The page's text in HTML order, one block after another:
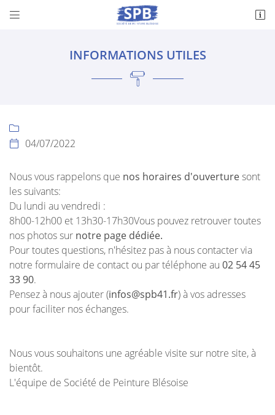
 
02 54 45 33 90
 Adresse email de réception
 Recopier le code ci-contre
 Rafraîchir le captcha
désinscrire à tout moment en utilisantle formulaire de désinscription.
INSCRIPTION
INFORMATIONS UTILES


04/07/2022
Nous vous rappelons que nos horaires d'ouverturesont
les suivants:
Du lundi au vendredi :
8h00-12h00 et 13h30-17h30Vous pouvez retrouver toutes
nos photos sur notre page dédiée.
Pour toutes questions, n'hésitez pas à nous contacter via
notre formulaire de contact ou par téléphone au 02 54 45
33 90.
Pensez à nous ajouter (infos@spb41.fr) à vos adresses
pour faciliter nos échanges.
Nous vous souhaitons une agréable visite sur notre site, à
bientôt.
L'équipe de Société de Peinture Blésoise